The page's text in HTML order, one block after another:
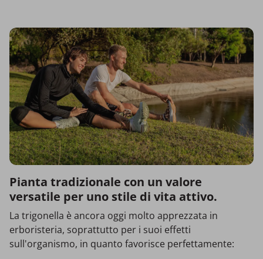
Pianta tradizionale con un valore
versatile per uno stile di vita attivo.
La trigonella è ancora oggi molto apprezzata in
erboristeria, soprattutto per i suoi effetti
sull'organismo, in quanto favorisce perfettamente: